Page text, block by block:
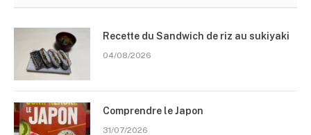
Recette du Sandwich de riz au sukiyaki
04/08/2026
Comprendre le Japon
31/07/2026